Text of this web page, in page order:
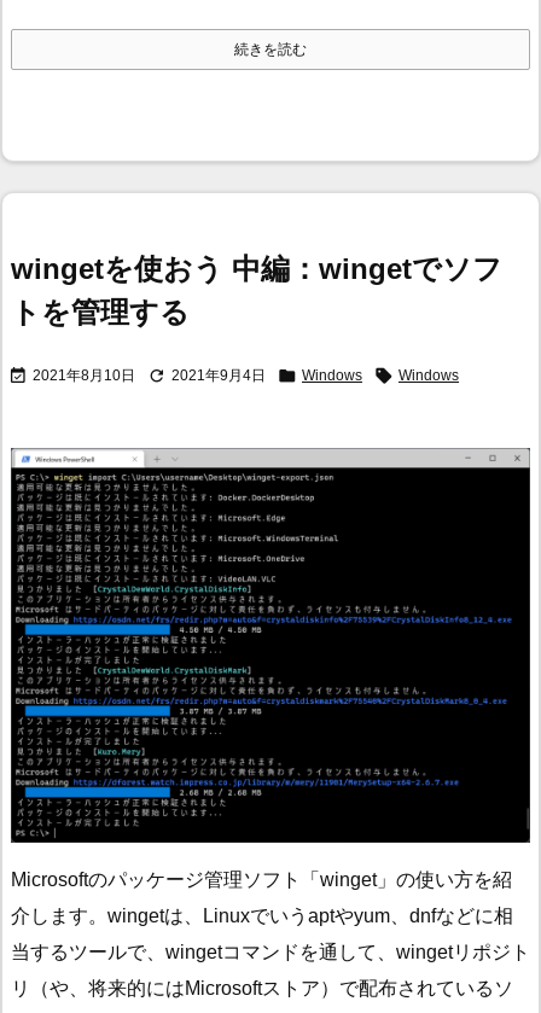
続きを読む
wingetを使おう 中編：wingetでソフ
トを管理する
 2021年8月10日  2021年9月4日  Windows  Windows
Microsoftのパッケージ管理ソフト「winget」の使い方を紹
介します。wingetは、Linuxでいうaptやyum、dnfなどに相
当するツールで、wingetコマンドを通して、wingetリポジト
リ（や、将来的にはMicrosoftストア）で配布されているソ